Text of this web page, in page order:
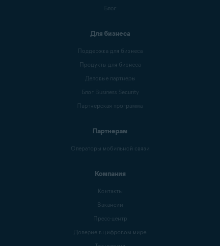
Блог
Для бизнеса
Поддержка для бизнеса
Продукты для бизнеса
Деловые партнеры
Блог Business Security
Партнерская программа
Партнерам
Операторы мобильной связи
Компания
Контакты
Вакансии
Пресс-центр
Доверие в цифровом мире